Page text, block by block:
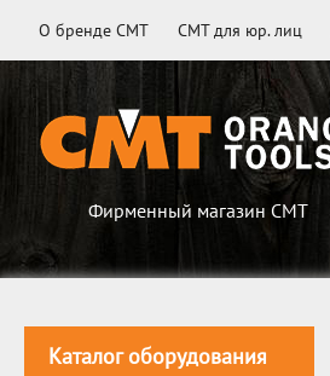
О бренде CMT CMT для юр. лиц
Фирменный магазин CMT
Каталог оборудования